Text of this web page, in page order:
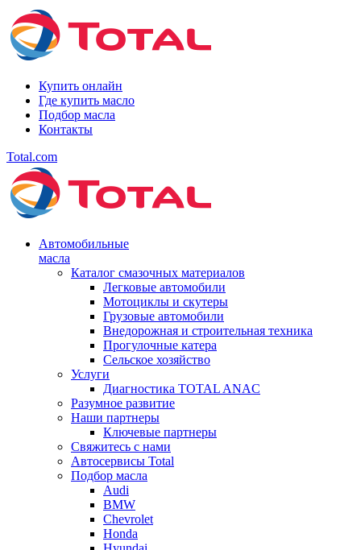
Купить онлайн
Где купить масло
Подбор масла
Контакты
Total.com
Автомобильные
масла
Каталог смазочных материалов
Легковые автомобили
Мотоциклы и скутеры
Грузовые автомобили
Внедорожная и строительная техника
Прогулочные катера
Сельское хозяйство
Услуги
Диагностика TOTAL ANAC
Разумное развитие
Наши партнеры
Ключевые партнеры
Свяжитесь с нами
Автосервисы Total
Подбор масла
Audi
BMW
Chevrolet
Honda